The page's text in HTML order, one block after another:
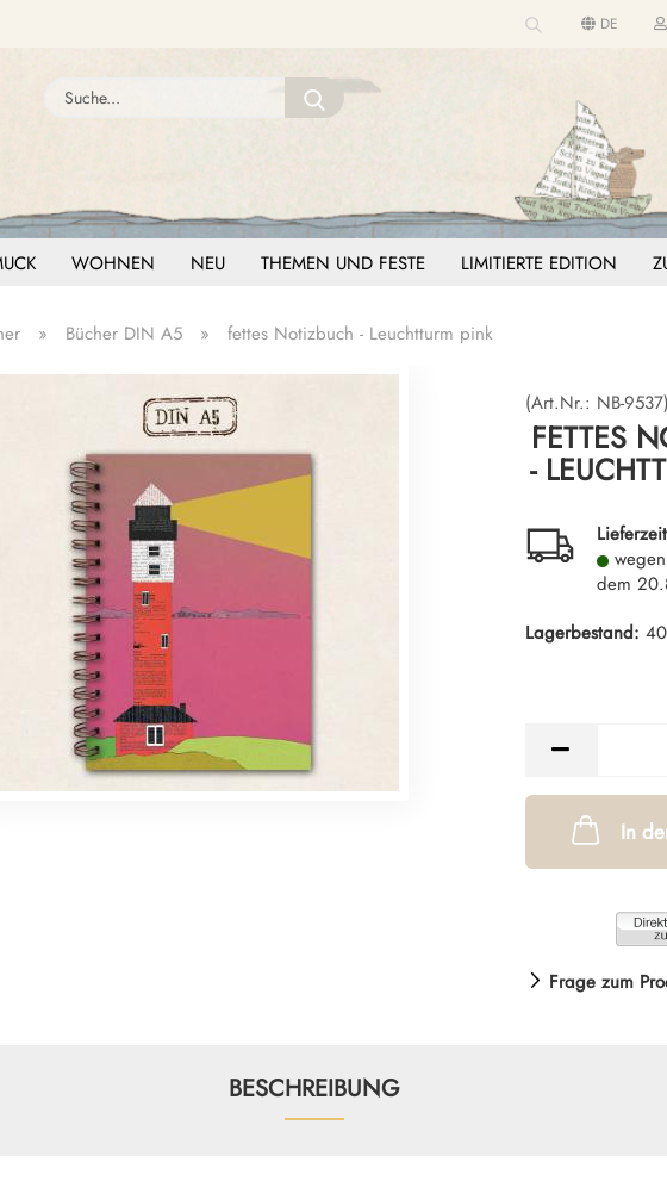
DE
Sprache auswählen
Passwort
Passwort vergessen?
Suche...
WOHNEN NEU THEMEN UND FESTE LIMITIERTE EDITION
» Bücher DIN A5 » fettes Notizbuch - Leuchtturm pink
(Art.Nr.: NB-9537)
FETTES
-
dem
Lagerbestand: 40
In
Frage zum
BESCHREIBUNG